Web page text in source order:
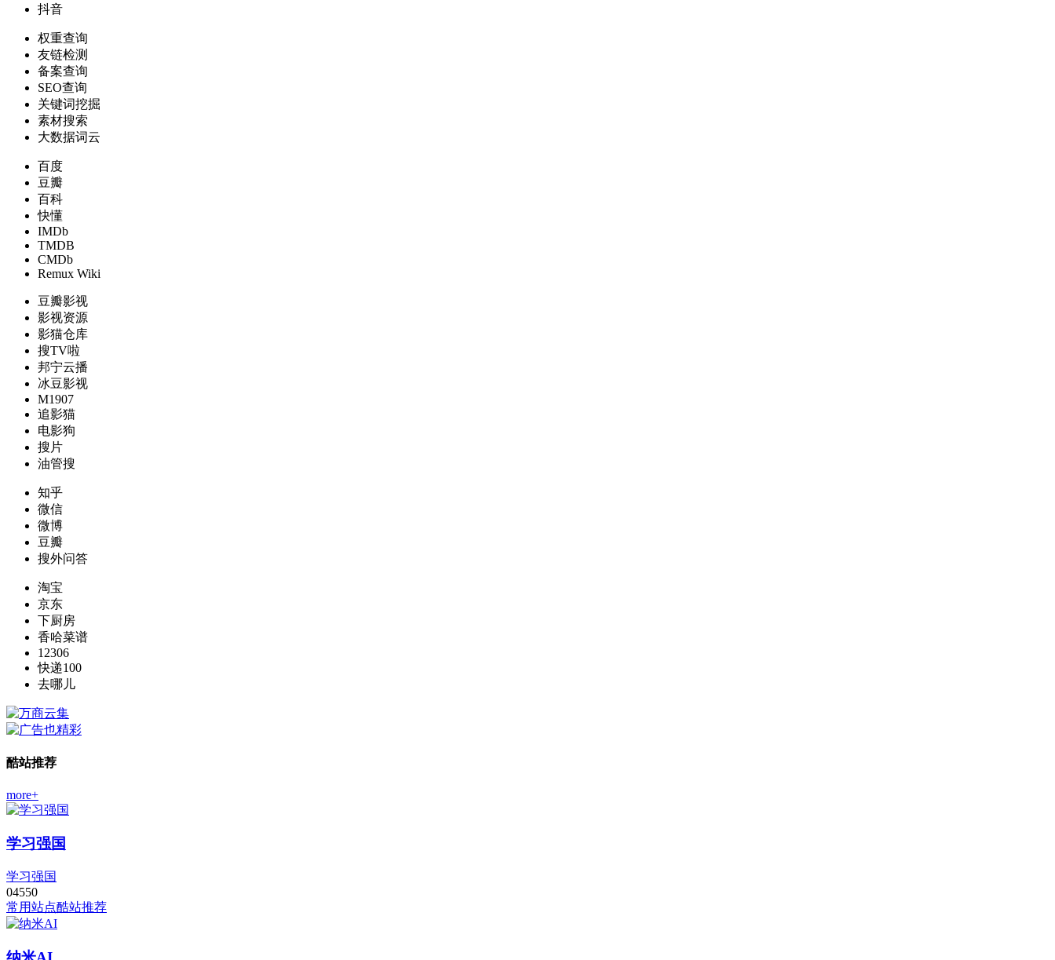
抖音
权重查询
友链检测
备案查询
SEO查询
关键词挖掘
素材搜索
大数据词云
百度
豆瓣
百科
快懂
IMDb
TMDB
CMDb
Remux Wiki
豆瓣影视
影视资源
影猫仓库
搜TV啦
邦宁云播
冰豆影视
M1907
追影猫
电影狗
搜片
油管搜
知乎
微信
微博
豆瓣
搜外问答
淘宝
京东
下厨房
香哈菜谱
12306
快递100
去哪儿
酷站推荐
more+
学习强国
学习强国
04550
常用站点酷站推荐